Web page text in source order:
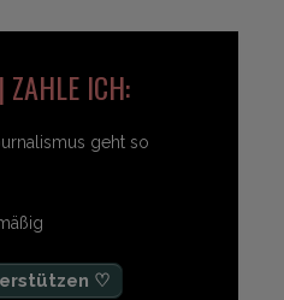
ICH:
geht so
♡